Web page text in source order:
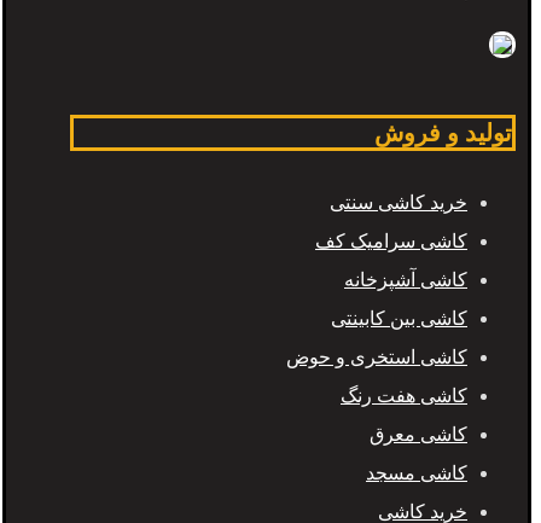
تولید و فروش
خرید کاشی سنتی
کاشی سرامیک کف
کاشی آشپزخانه
کاشی بین کابینتی
کاشی استخری و حوض
کاشی هفت رنگ
کاشی معرق
کاشی مسجد
خرید کاشی